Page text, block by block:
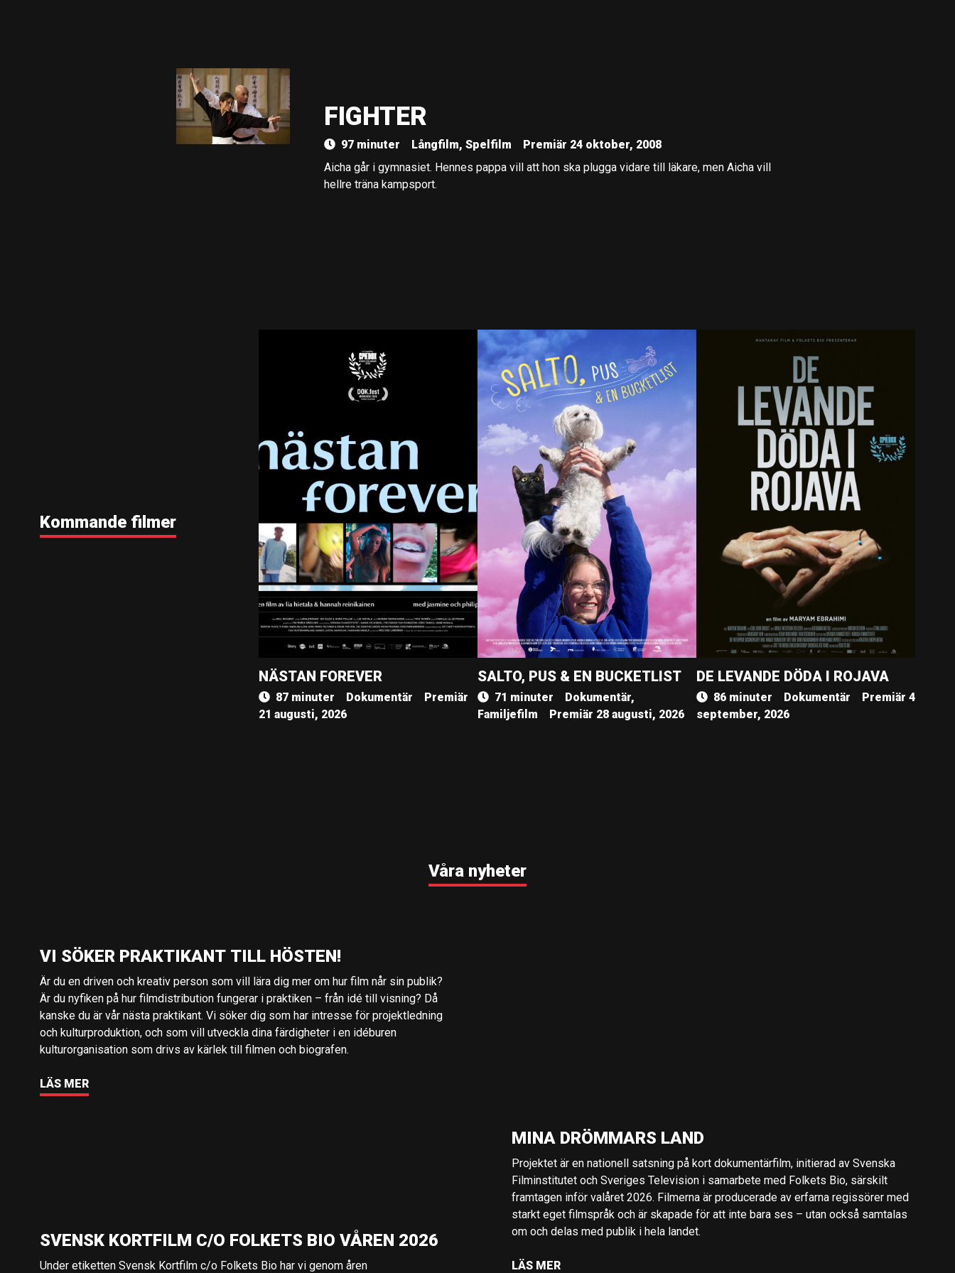
FIGHTER
97 minuter Långfilm, Spelfilm
Premiär 24 oktober, 2008
Aicha går i gymnasiet. Hennes pappa vill att hon ska plugga vidare till läkare, men Aicha vill
hellre träna kampsport.
Kommande filmer
NÄSTAN FOREVER
87 minuter Dokumentär
Premiär
21 augusti, 2026
SALTO, PUS & EN BUCKETLIST
71 minuter
Dokumentär,
Familjefilm
Premiär 28 augusti, 2026
DE LEVANDE DÖDA I ROJAVA
86 minuter Dokumentär
Premiär 4
september, 2026
Våra nyheter
VI SÖKER PRAKTIKANT TILL HÖSTEN!
Är du en driven och kreativ person som vill lära dig mer om hur film når sin publik?
Är du nyfiken på hur filmdistribution fungerar i praktiken – från idé till visning? Då
kanske du är vår nästa praktikant. Vi söker dig som har intresse för projektledning
och kulturproduktion, och som vill utveckla dina färdigheter i en idéburen
kulturorganisation som drivs av kärlek till filmen och biografen.
LÄS MER
MINA DRÖMMARS LAND
Projektet är en nationell satsning på kort dokumentärfilm, initierad av Svenska
Filminstitutet och Sveriges Television i samarbete med Folkets Bio, särskilt
framtagen inför valåret 2026. Filmerna är producerade av erfarna regissörer med
starkt eget filmspråk och är skapade för att inte bara ses – utan också samtalas
om och delas med publik i hela landet.
LÄS MER
SVENSK KORTFILM C/O FOLKETS BIO VÅREN 2026
Under etiketten Svensk Kortfilm c/o Folkets Bio har vi genom åren